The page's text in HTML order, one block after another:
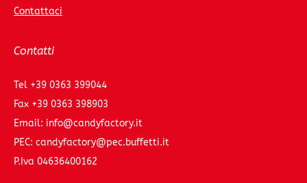
Contattaci
Contatti
Tel +39 0363 399044
Fax +39 0363 398903
Email: info@candyfactory.it
PEC: candyfactory@pec.buffetti.it
P.Iva 04636400162